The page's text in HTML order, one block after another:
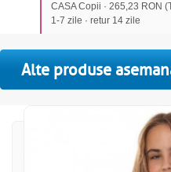
CASA Copii · 265,23 RON
1-7 zile · retur 14 zile
Alte produse